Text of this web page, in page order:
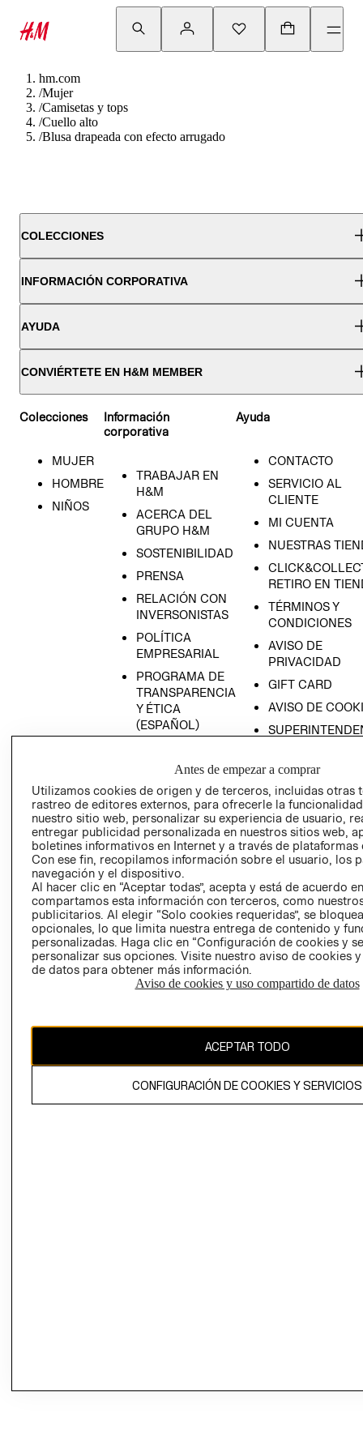
hm.com
/Mujer
/Camisetas y tops
/Cuello alto
/Blusa drapeada con efecto arrugado
COLECCIONES
INFORMACIÓN CORPORATIVA
AYUDA
CONVIÉRTETE EN H&M MEMBER
Colecciones
MUJER
HOMBRE
NIÑOS
Información
corporativa
TRABAJAR EN
H&M
ACERCA DEL
GRUPO H&M
SOSTENIBILIDAD
PRENSA
RELACIÓN CON
INVERSONISTAS
POLÍTICA
EMPRESARIAL
PROGRAMA DE
TRANSPARENCIA
Y ÉTICA
(ESPAÑOL)
TRANSPARENCIA
Ayuda
CONTACTO
SERVICIO AL
CLIENTE
MI CUENTA
NUESTRAS
RETIRO EN
TÉRMINOS Y
CONDICIONES
AVISO DE
PRIVACIDAD
GIFT CARD
AVISO DE
PETICIONES
QUEJAS Y
RECLAMOS
Colombia ($)
CAMBIAR REGIÓN
El contenido de esta página web está protegido por copyright y es
propiedad de H&M Hennes & Mauritz AB.
Antes de empezar a comprar
Utilizamos cookies de origen y de terceros, incluidas otras
rastreo de editores externos, para ofrecerle la
nuestro sitio web, personalizar su experiencia de usuario,
entregar publicidad personalizada en nuestros sitios web,
boletines informativos en Internet y a través de plataformas
Con ese fin, recopilamos información sobre el usuario, los
navegación y el dispositivo.
Al hacer clic en “Aceptar todas”, acepta y está de acuerdo
compartamos esta información con terceros, como
publicitarios. Al elegir “Solo cookies requeridas”, se
opcionales, lo que limita nuestra entrega de contenido y
personalizadas. Haga clic en “Configuración de cookies y
personalizar sus opciones. Visite nuestro aviso de cookies
de datos para obtener más información.
Aviso de cookies y uso compartido de datos
ACEPTAR TODO
CONFIGURACIÓN DE COOKIES Y SERVICIOS